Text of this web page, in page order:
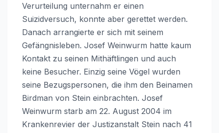
Verurteilung unternahm er einen
Suizidversuch, konnte aber gerettet werden.
Danach arrangierte er sich mit seinem
Gefängnisleben. Josef Weinwurm hatte kaum
Kontakt zu seinen Mithäftlingen und auch
keine Besucher. Einzig seine Vögel wurden
seine Bezugspersonen, die ihm den Beinamen
Birdman von Stein einbrachten. Josef
Weinwurm starb am 22. August 2004 im
Krankenrevier der Justizanstalt Stein nach 41